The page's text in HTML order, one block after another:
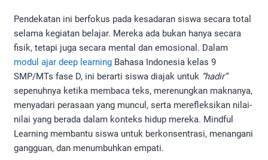
Pendekatan ini berfokus pada kesadaran siswa secara total
selama kegiatan belajar. Mereka ada bukan hanya secara
fisik, tetapi juga secara mental dan emosional. Dalam
modul ajar deep learning Bahasa Indonesia kelas 9
SMP/MTs fase D, ini berarti siswa diajak untuk “hadir”
sepenuhnya ketika membaca teks, merenungkan maknanya,
menyadari perasaan yang muncul, serta merefleksikan nilai-
nilai yang berada dalam konteks hidup mereka. Mindful
Learning membantu siswa untuk berkonsentrasi, menangani
gangguan, dan menumbuhkan empati.